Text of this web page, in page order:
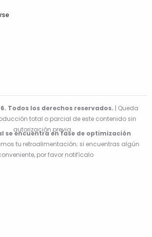
Todos los derechos reservados. | Queda
total o parcial de este contenido sin
autorización previa.
se encuentra en fase de optimización
tu retroalimentación; si encuentras algún
por favor notifícalo